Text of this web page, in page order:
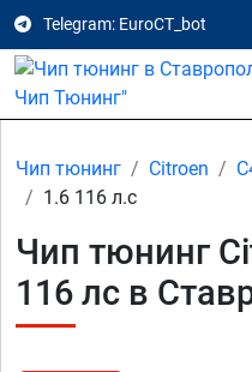
Telegram: EuroCT_bot
Чип тюнинг Citroen
1.6 116 л.с
Чип тюнинг
116 лс в